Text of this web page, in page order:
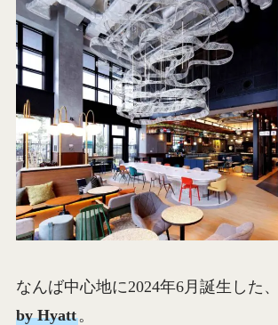
なんば中心地に2024年6月誕生した、
by Hyatt。